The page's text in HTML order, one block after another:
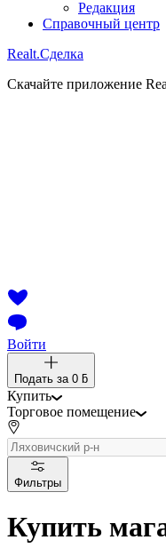
Редакция
Справочный центр
Realt.Сделка
Скачайте приложение
Войти
Подать за 0 ƃ
Купить
Торговое помещение
Фильтры
Купить